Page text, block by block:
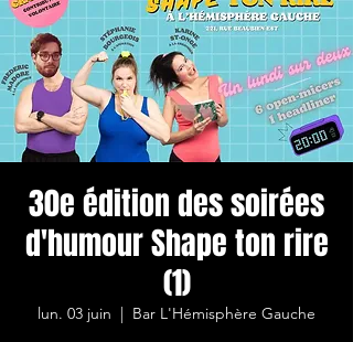
30e édition des soirées
d'humour Shape ton rire
(1)
lun. 03 juin Bar L'Hémisphère Gauche